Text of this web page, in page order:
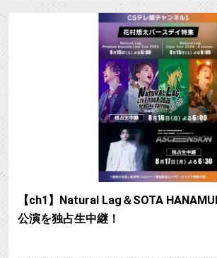
【ch1】Natural Lag＆SOTA
公演を独占生中継！